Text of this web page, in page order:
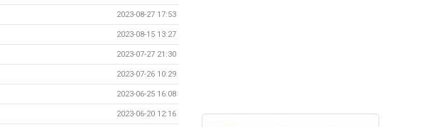
2023-08-27 17:53
2023-08-15 13:27
2023-07-27 21:30
2023-07-26 10:29
2023-06-25 16:08
2023-06-20 12:16